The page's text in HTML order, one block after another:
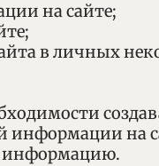
на сайте;
в личных
информации на
информацию.